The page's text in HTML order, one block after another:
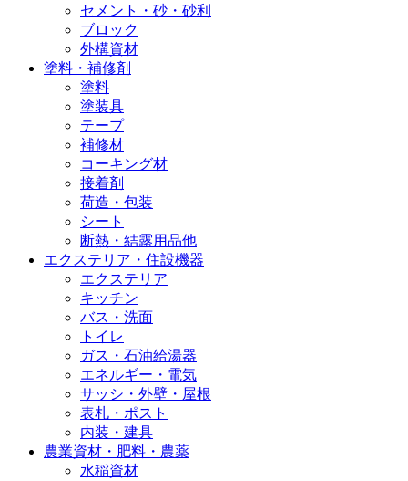
セメント・砂・砂利
ブロック
外構資材
塗料・補修剤
塗料
塗装具
テープ
補修材
コーキング材
接着剤
荷造・包装
シート
断熱・結露用品他
エクステリア・住設機器
エクステリア
キッチン
バス・洗面
トイレ
ガス・石油給湯器
エネルギー・電気
サッシ・外壁・屋根
表札・ポスト
内装・建具
農業資材・肥料・農薬
水稲資材